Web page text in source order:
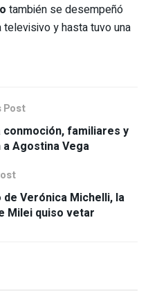
también se desempeñó
y hasta tuvo una
Post
familiares y
Agostina Vega
Verónica Michelli, la
Milei quiso vetar